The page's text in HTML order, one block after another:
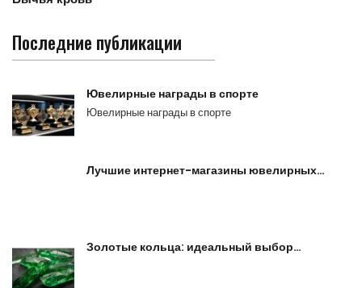
Последние публикации
Ювелирные награды в спорте
Ювелирные награды в спорте
Лучшие интернет-магазины ювелирных…
Золотые кольца: идеальный выбор…